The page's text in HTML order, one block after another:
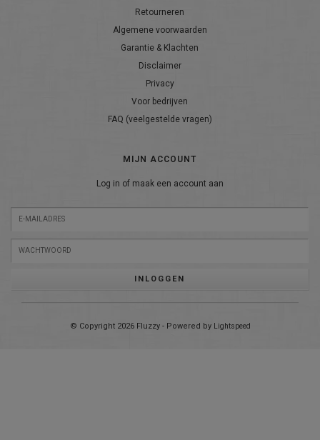
Retourneren
Algemene voorwaarden
Garantie & Klachten
Disclaimer
Privacy
Voor bedrijven
FAQ (veelgestelde vragen)
MIJN ACCOUNT
Log in of maak een account aan
INLOGGEN
© Copyright 2026 Fluzzy - Powered by Lightspeed